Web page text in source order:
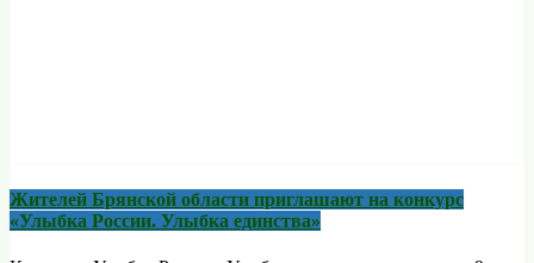
Жителей Брянской области приглашают на конкурс
«Улыбка России. Улыбка единства»